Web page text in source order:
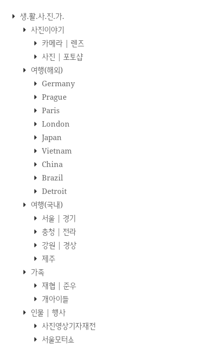
생.활.사.진.가.
사진이야기
카메라 | 렌즈
사진 | 포토샵
여행(해외)
Germany
Prague
Paris
London
Japan
Vietnam
China
Brazil
Detroit
여행(국내)
서울 | 경기
충청 | 전라
강원 | 경상
제주
가족
재협 | 준우
개아이들
인물 | 행사
사진영상기자재전
서울모터쇼